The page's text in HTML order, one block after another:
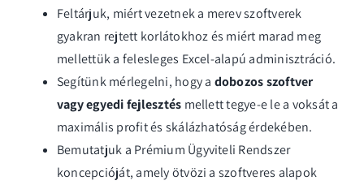
Feltárjuk, miért vezetnek a merev szoftverek
gyakran rejtett korlátokhoz és miért marad meg
mellettük a felesleges Excel-alapú adminisztráció.
Segítünk mérlegelni, hogy a dobozos szoftver
vagy egyedi fejlesztés mellett tegye-e le a voksát a
maximális profit és skálázhatóság érdekében.
Bemutatjuk a Prémium Ügyviteli Rendszer
koncepcióját, amely ötvözi a szoftveres alapok